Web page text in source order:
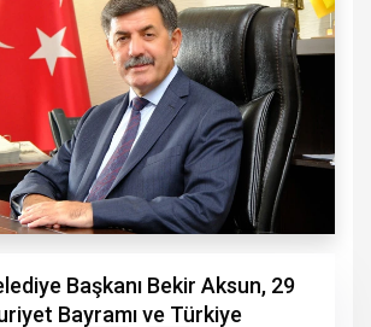
Başkanı Bekir Aksun, 29
Bayramı ve Türkiye